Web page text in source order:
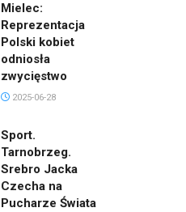
Mielec:
Reprezentacja
Polski kobiet
odniosła
zwycięstwo
2025-06-28
Sport.
Tarnobrzeg.
Srebro Jacka
Czecha na
Pucharze Świata